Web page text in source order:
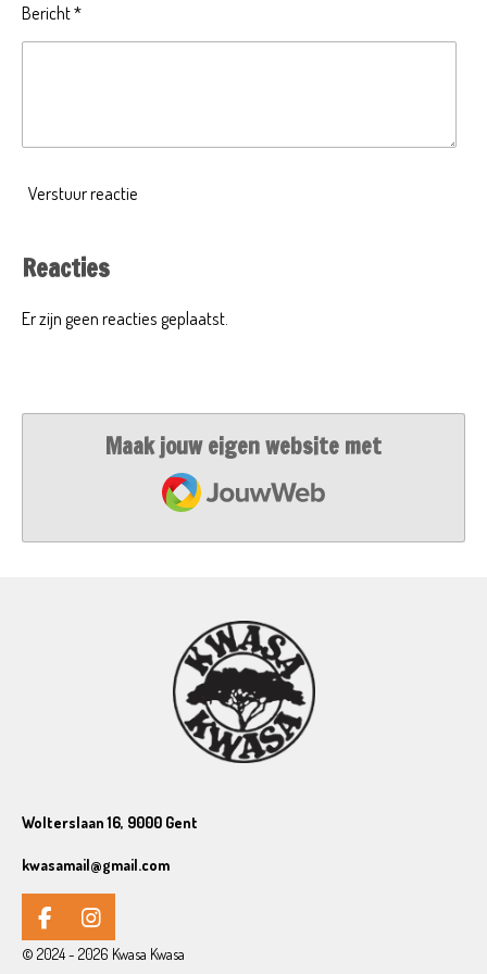
Bericht *
Verstuur reactie
Reacties
Er zijn geen reacties geplaatst.
Maak jouw eigen website met
JouwWeb
Wolterslaan 16, 9000 Gent
kwasamail@gmail.com
F
a
c
I
n
s
© 2024 - 2026 Kwasa Kwasa